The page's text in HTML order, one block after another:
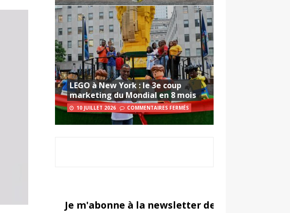
LEGO à New York : le 3e coup
marketing du Mondial en 8 mois
10 JUILLET 2026 COMMENTAIRES FERMÉS
Je m'abonne à la newsletter de